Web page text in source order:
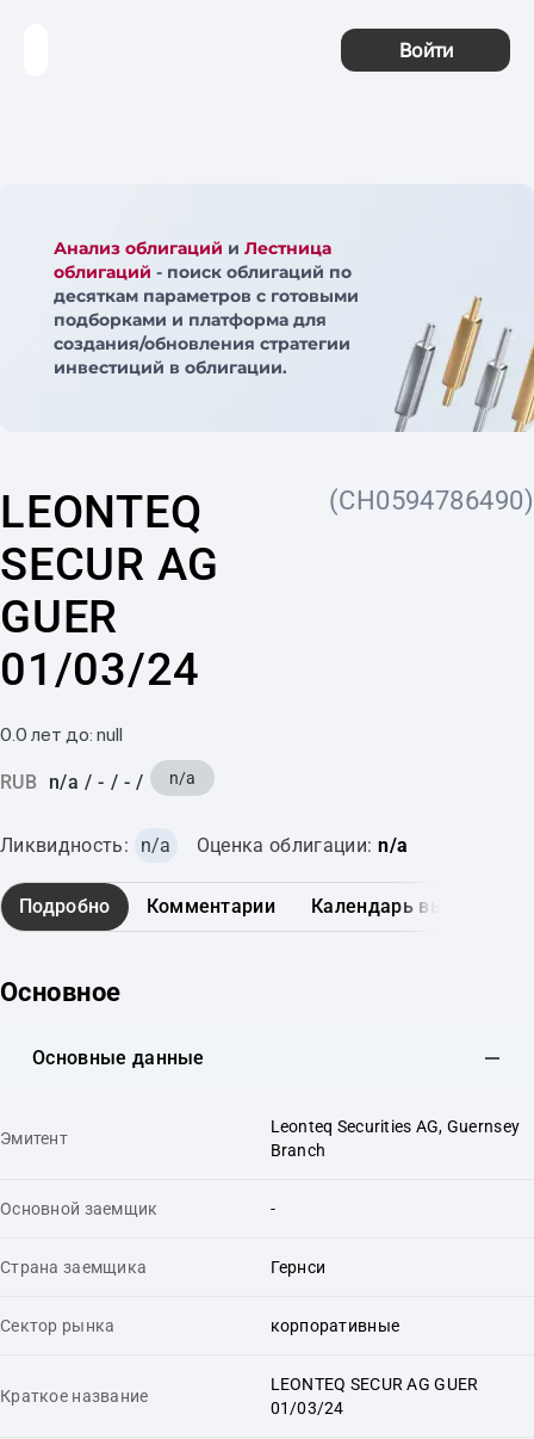
Войти
Анализ облигаций и Лестница
облигаций - поиск облигаций по
десяткам параметров с готовыми
подборками и платформа для
создания/обновления стратегии
инвестиций в облигации.
LEONTEQ
SECUR AG
GUER
01/03/24
(CH0594786490)
0.0 лет до: null
RUB n/a / - / - / n/a
Ликвидность: n/a Оценка облигации: n/a
Подробно Комментарии Календарь выплат
Основное
Основные данные
Эмитент
Leonteq Securities AG, Guernsey
Branch
Основной заемщик -
Страна заемщика Гернси
Сектор рынка корпоративные
Краткое название
LEONTEQ SECUR AG GUER
01/03/24